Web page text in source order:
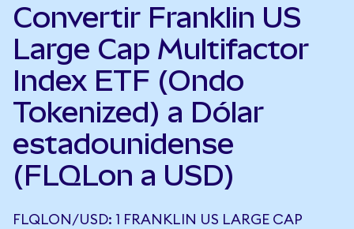
Convertir Franklin US
Large Cap Multifactor
Index ETF (Ondo
Tokenized) a Dólar
estadounidense
(FLQLon a USD)
FLQLON/USD: 1 FRANKLIN US LARGE CAP